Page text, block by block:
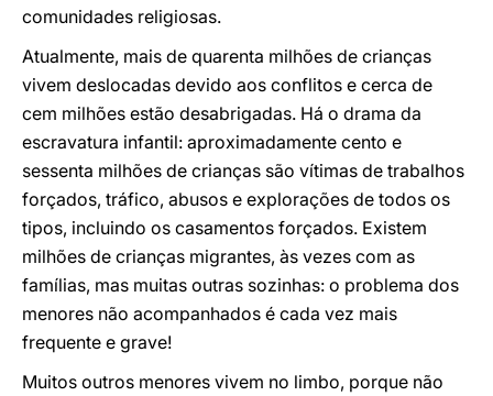
comunidades religiosas.
Atualmente, mais de quarenta milhões de crianças
vivem deslocadas devido aos conflitos e cerca de
cem milhões estão desabrigadas. Há o drama da
escravatura infantil: aproximadamente cento e
sessenta milhões de crianças são vítimas de trabalhos
forçados, tráfico, abusos e explorações de todos os
tipos, incluindo os casamentos forçados. Existem
milhões de crianças migrantes, às vezes com as
famílias, mas muitas outras sozinhas: o problema dos
menores não acompanhados é cada vez mais
frequente e grave!
Muitos outros menores vivem no limbo, porque não